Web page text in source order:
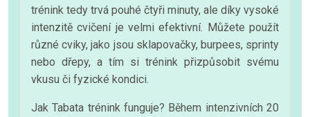
trénink tedy trvá pouhé čtyři minuty, ale díky vysoké
intenzitě cvičení je velmi efektivní. Můžete použít
různé cviky, jako jsou sklapovačky, burpees, sprinty
nebo dřepy, a tím si trénink přizpůsobit svému
vkusu či fyzické kondici.
Jak Tabata trénink funguje? Během intenzivních 20